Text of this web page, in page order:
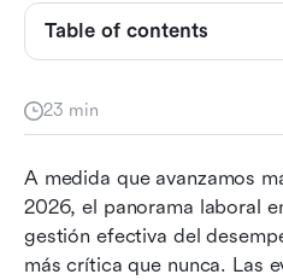
23 min
A medida que avanzamos
2026, el panorama laboral
gestión efectiva del
más crítica que nunca. Las
Table of contents
¿Qué es un sistema de
gestión del desempeño
Los 20 principales
rendimiento de